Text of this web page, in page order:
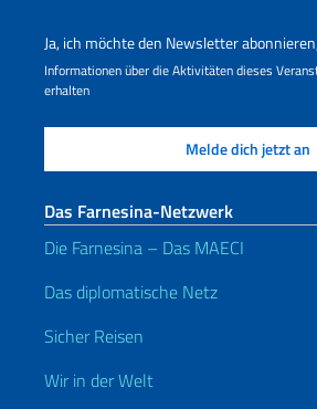
Ja, ich möchte den Newsletter
Informationen über die Aktivitäten dieses
erhalten
Das Farnesina-Netzwerk
Die Farnesina – Das MAECI
Das diplomatische Netz
Sicher Reisen
Wir in der Welt